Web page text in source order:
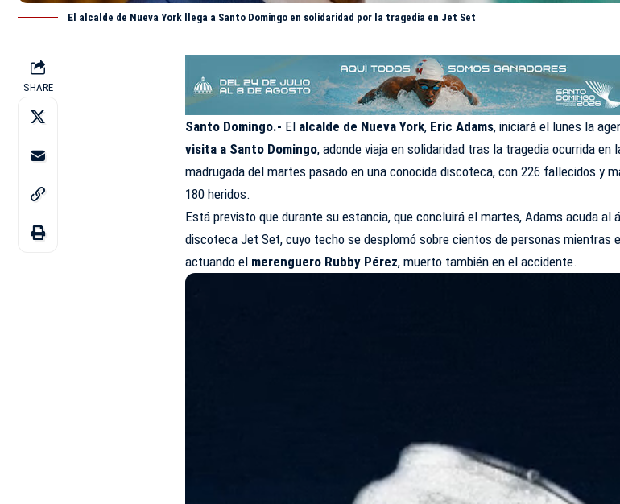
El alcalde de Nueva York llega a Santo Domingo en solidaridad por la tragedia en Jet Set
SHARE
Santo Domingo.- El alcalde de Nueva York, Eric Adams, iniciará el lunes la
visita a Santo Domingo, adonde viaja en solidaridad tras la tragedia ocurrida en
madrugada del martes pasado en una conocida discoteca, con 226 fallecidos y
180 heridos.
Está previsto que durante su estancia, que concluirá el martes, Adams acuda al
discoteca Jet Set, cuyo techo se desplomó sobre cientos de personas mientras
actuando el merenguero Rubby Pérez, muerto también en el accidente.